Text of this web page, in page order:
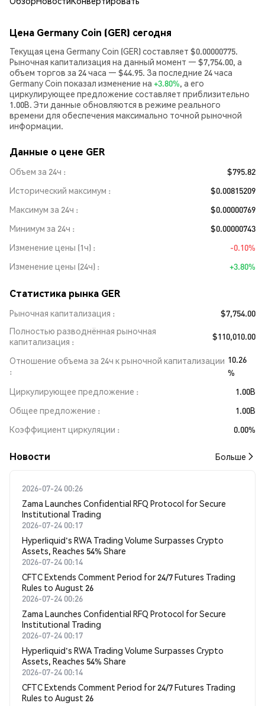
Цена Germany Coin (GER) сегодня
Текущая цена Germany Coin (GER) составляет $0.00000775.
Рыночная капитализация на данный момент — $7,754.00, а
объем торгов за 24 часа — $44.95. За последние 24 часа
Germany Coin показал изменение на +3.80%, а его
циркулирующее предложение составляет приблизительно
1.00B. Эти данные обновляются в режиме реального
времени для обеспечения максимально точной рыночной
информации.
Данные о цене GER
Объем за 24ч
$795.82
Исторический максимум
$0.00815209
Максимум за 24ч
$0.00000769
Минимум за 24ч
$0.00000743
Изменение цены (1ч)
-0.10%
Изменение цены (24ч)
+3.80%
Статистика рынка GER
Рыночная капитализация
$7,754.00
Полностью разводнённая рыночная
капитализация
$110,010.00
Отношение объема за 24ч к рыночной капитализации 10.26
%
Циркулирующее предложение
1.00B
Общее предложение
1.00B
Коэффициент циркуляции
0.00%
Новости Больше
2026-07-24 00:26
Zama Launches Confidential RFQ Protocol for Secure
Institutional Trading
2026-07-24 00:17
Hyperliquid's RWA Trading Volume Surpasses Crypto
Assets, Reaches 54% Share
2026-07-24 00:14
CFTC Extends Comment Period for 24/7 Futures Trading
Rules to August 26
2026-07-24 00:26
Zama Launches Confidential RFQ Protocol for Secure
Institutional Trading
2026-07-24 00:17
Hyperliquid's RWA Trading Volume Surpasses Crypto
Assets, Reaches 54% Share
2026-07-24 00:14
CFTC Extends Comment Period for 24/7 Futures Trading
Rules to August 26